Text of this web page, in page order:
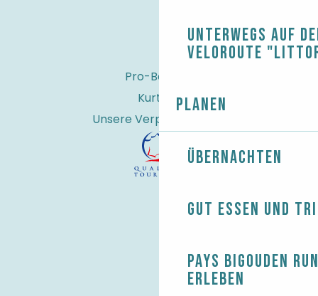
Unterwegs auf
Veloroute
Planen
Übernachten
Gut essen und
Pays Bigouden
erleben
Pro-Bereich
Kurtaxe
Unsere Verpflichtungen